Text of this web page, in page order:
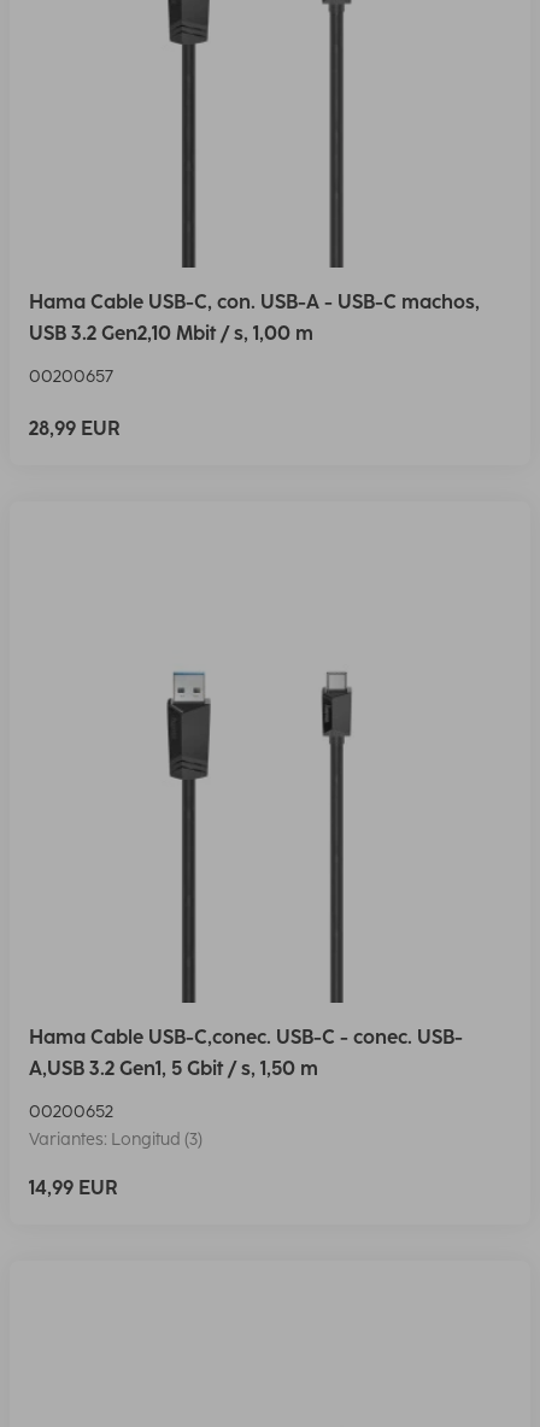
Hama Cable USB-C, con. USB-A - USB-C machos,
USB 3.2 Gen2,10 Mbit / s, 1,00 m
00200657
28,99 EUR
Hama Cable USB-C,conec. USB-C - conec. USB-
A,USB 3.2 Gen1, 5 Gbit / s, 1,50 m
00200652
Variantes: Longitud (3)
14,99 EUR